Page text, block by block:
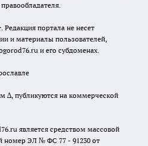
Редакция портала не несет
и материалы пользователей,
и его субдоменах.
∆, публикуются на коммерческой
является средством массовой
номер ЭЛ № ФС 77 - 91230 от